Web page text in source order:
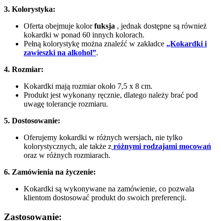
3. Kolorystyka:
Oferta obejmuje kolorfuksja , jednak dostępne są również
kokardki w ponad 60 innych kolorach.
Pełną kolorystykę można znaleźć w zakładce „Kokardki i
zawieszki na alkohol”.
4. Rozmiar:
Kokardki mają rozmiar około 7,5 x 8 cm.
Produkt jest wykonany ręcznie, dlatego należy brać pod
uwagę tolerancje rozmiaru.
5. Dostosowanie:
Oferujemy kokardki w różnych wersjach, nie tylko
kolorystycznych, ale także z różnymi rodzajami mocowań
oraz w różnych rozmiarach.
6. Zamówienia na życzenie:
Kokardki są wykonywane na zamówienie, co pozwala
klientom dostosować produkt do swoich preferencji.
Zastosowanie: